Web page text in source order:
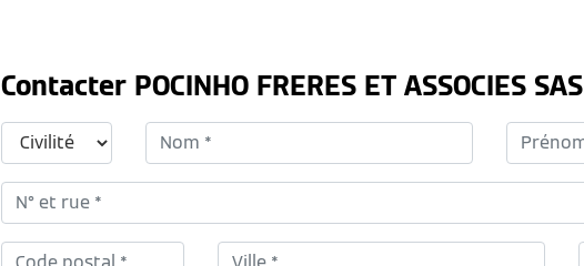
Contacter POCINHO FRERES ET ASSOCIES SAS